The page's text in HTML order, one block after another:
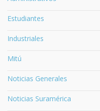
Estudiantes
Industriales
Mitú
Noticias Generales
Noticias Suramérica